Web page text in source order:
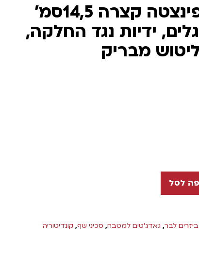
מלקחיים-פינצטה קצרה 14,5סמ'
ידיות נגד החלקה,
מבריק
לסל
לבר, גאדג'טים למטבח, סכיני שף, קונדיטוריה